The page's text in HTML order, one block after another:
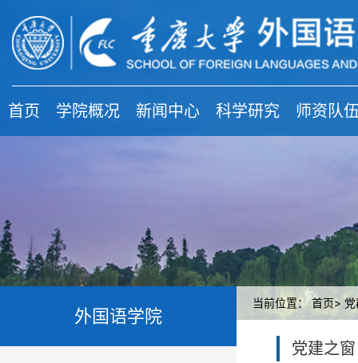
首页 学院概况 新闻中心 科学研究 师资队
外国语学院
当前位置： 首页> 党
党建之窗